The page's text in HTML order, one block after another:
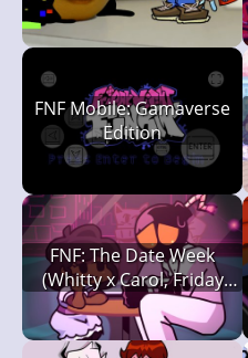
FNF Mobile: Gamaverse
Edition
FNF: The Date Week
(Whitty x Carol, Friday
Night Funkin')